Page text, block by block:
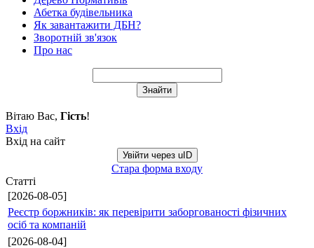
Абетка будівельника
Як завантажити ДБН?
Зворотній зв'язок
Про нас
Вітаю Вас, Гість!
Вхід
Вхід на сайт
Увійти через uID
Стара форма входу
Статті
[2026-08-05]
Реєстр боржників: як перевірити заборгованості фізичних
осіб та компаній
[2026-08-04]